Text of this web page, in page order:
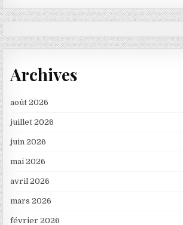
Archives
août 2026
juillet 2026
juin 2026
mai 2026
avril 2026
mars 2026
février 2026